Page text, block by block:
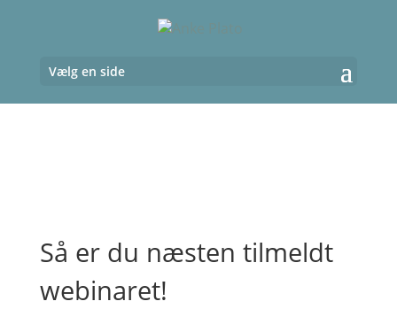
Vælg en side
Så er du næsten tilmeldt
webinaret!